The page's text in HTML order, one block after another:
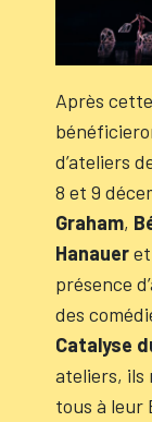
Après
d’ateliers
8 et 9
Graham,
Hanaueret
présence
des
Catalyse
ateliers, ils
tous à leur